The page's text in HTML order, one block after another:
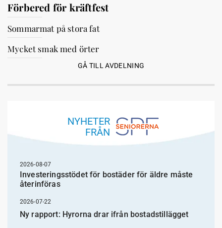
Förbered för kräftfest
Sommarmat på stora fat
Mycket smak med örter
GÅ TILL AVDELNING
NYHETER
FRÅN
2026-08-07
Investeringsstödet för bostäder för äldre måste
återinföras
2026-07-22
Ny rapport: Hyrorna drar ifrån bostadstillägget